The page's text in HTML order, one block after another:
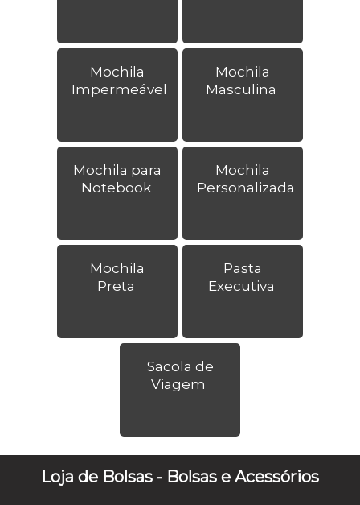
Mochila
Impermeável
Mochila
Masculina
Mochila para
Notebook
Mochila
Personalizada
Mochila
Preta
Pasta
Executiva
Sacola de
Viagem
Loja de Bolsas - Bolsas e Acessórios